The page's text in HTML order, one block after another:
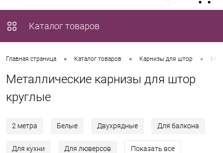
Каталог товаров
Главная страница • Каталог товаров • Карнизы для штор •
Металлические карнизы для штор
круглые
2 метра Белые Двухрядные Для балкона
Для кухни Для люверсов Показать все